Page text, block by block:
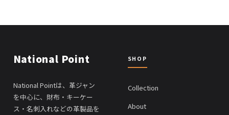
National Point
National Pointは、革ジャン
を中心に、財布・キーケー
ス・名刺入れなどの革製品を
SHOP
Collection
About